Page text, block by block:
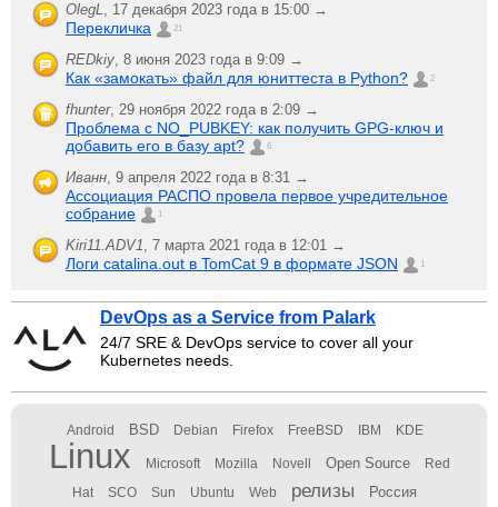
OlegL, 17 декабря 2023 года в 15:00 →
Перекличка 21
REDkiy, 8 июня 2023 года в 9:09 →
Как «замокать» файл для юниттеста в Python? 2
fhunter, 29 ноября 2022 года в 2:09 →
Проблема с NO_PUBKEY: как получить GPG-ключ и
добавить его в базу apt?
6
Иванн, 9 апреля 2022 года в 8:31 →
Ассоциация РАСПО провела первое учредительное
собрание
1
Kiri11.ADV1, 7 марта 2021 года в 12:01 →
Логи catalina.out в TomCat 9 в формате JSON 1
DevOps as a Service from Palark
24/7 SRE & DevOps service to cover all your
Kubernetes needs.
Android BSD Debian Firefox FreeBSD IBM KDE
Linux Microsoft Mozilla Novell Open Source Red
Hat SCO Sun Ubuntu Web релизы Россия